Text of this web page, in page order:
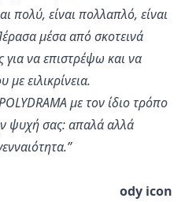
πολύ, είναι πολλαπλό, είναι
μέσα από σκοτεινά
για να επιστρέψω και να
ειλικρίνεια.
με τον ίδιο τρόπο
ψυχή σας: απαλά αλλά
ody icon